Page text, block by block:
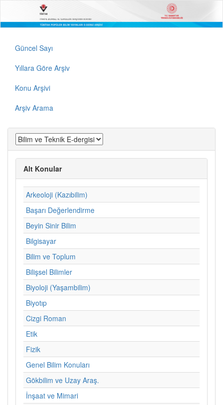
Güncel Sayı
Yıllara Göre Arşiv
Konu Arşivi
Arşiv Arama
Alt Konular
Arkeoloji (Kazıbilim)
Başarı Değerlendirme
Beyin Sinir Bilim
Bilgisayar
Bilim ve Toplum
Bilişsel Bilimler
Biyoloji (Yaşambilim)
Biyotıp
Cizgi Roman
Etik
Fizik
Genel Bilim Konuları
Gökbilim ve Uzay Araş.
İnşaat ve Mimari